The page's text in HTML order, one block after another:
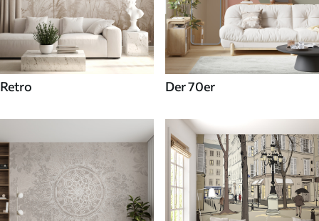
Retro Der 70er